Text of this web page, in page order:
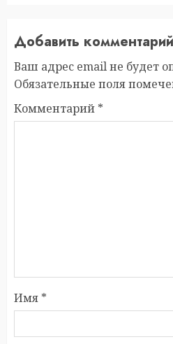
Добавить комментарий
Ваш адрес email не будет
Обязательные поля
Комментарий *
Имя *